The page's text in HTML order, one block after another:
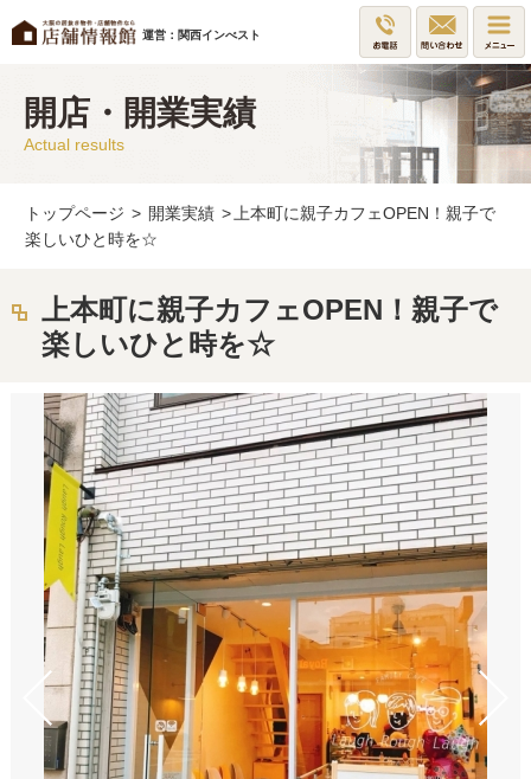
運営：関西インべスト
開店・開業実績
Actual results
トップページ > 開業実績 > 上本町に親子カフェOPEN！親子で
楽しいひと時を☆
上本町に親子カフェOPEN！親子で
楽しいひと時を☆